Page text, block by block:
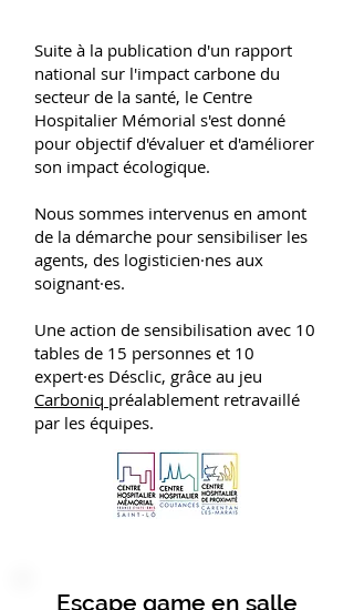
Suite à la publication d'un rapport
national sur l'impact carbone du
secteur de la santé, le Centre
Hospitalier Mémorial s'est donné
pour objectif d'évaluer et d'améliorer
son impact écologique.
Nous sommes intervenus en amont
de la démarche pour sensibiliser les
agents, des logisticien·nes aux
soignant·es.
Une action de sensibilisation avec 10
tables de 15 personnes et 10
expert·es Désclic, grâce au jeu
Carboniq préalablement retravaillé
par les équipes.
Escape game en salle